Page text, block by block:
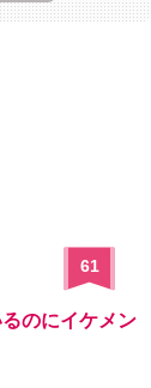
61
のにイケメン